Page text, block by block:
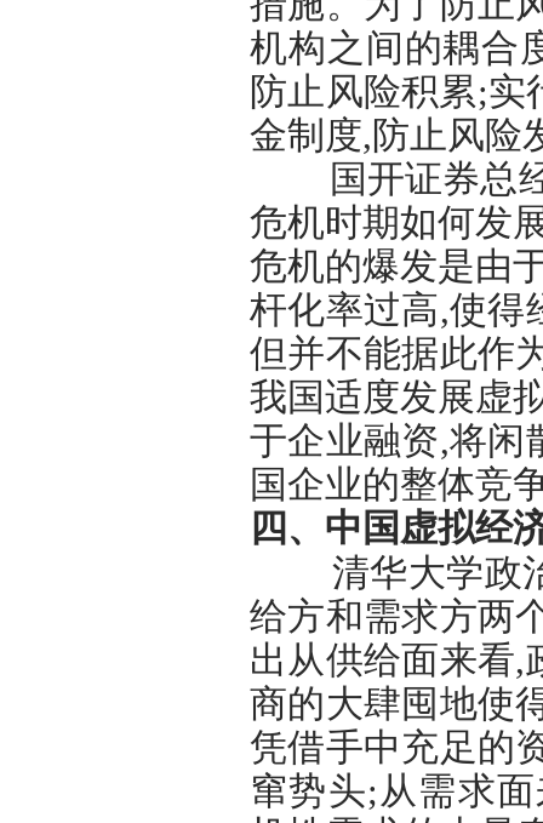
机构之间的耦合
防止风险积累;
金制度,防止风险
国开证券总经
危机时期如何发
危机的爆发是由
杆化率过高,使得
但并不能据此作
我国适度发展虚
于企业融资,将闲
国企业的整体竞
四、中国虚拟经
清华大学政治
给方和需求方两
出从供给面来看,
商的大肆囤地使
凭借手中充足的
窜势头;从需求